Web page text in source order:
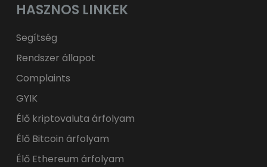
HASZNOS LINKEK
Segítség
Rendszer állapot
Complaints
GYIK
Élő kriptovaluta árfolyam
Élő Bitcoin árfolyam
Élő Ethereum árfolyam